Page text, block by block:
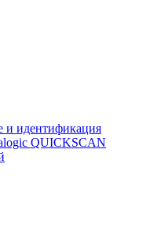
и идентификация
QUICKSCAN